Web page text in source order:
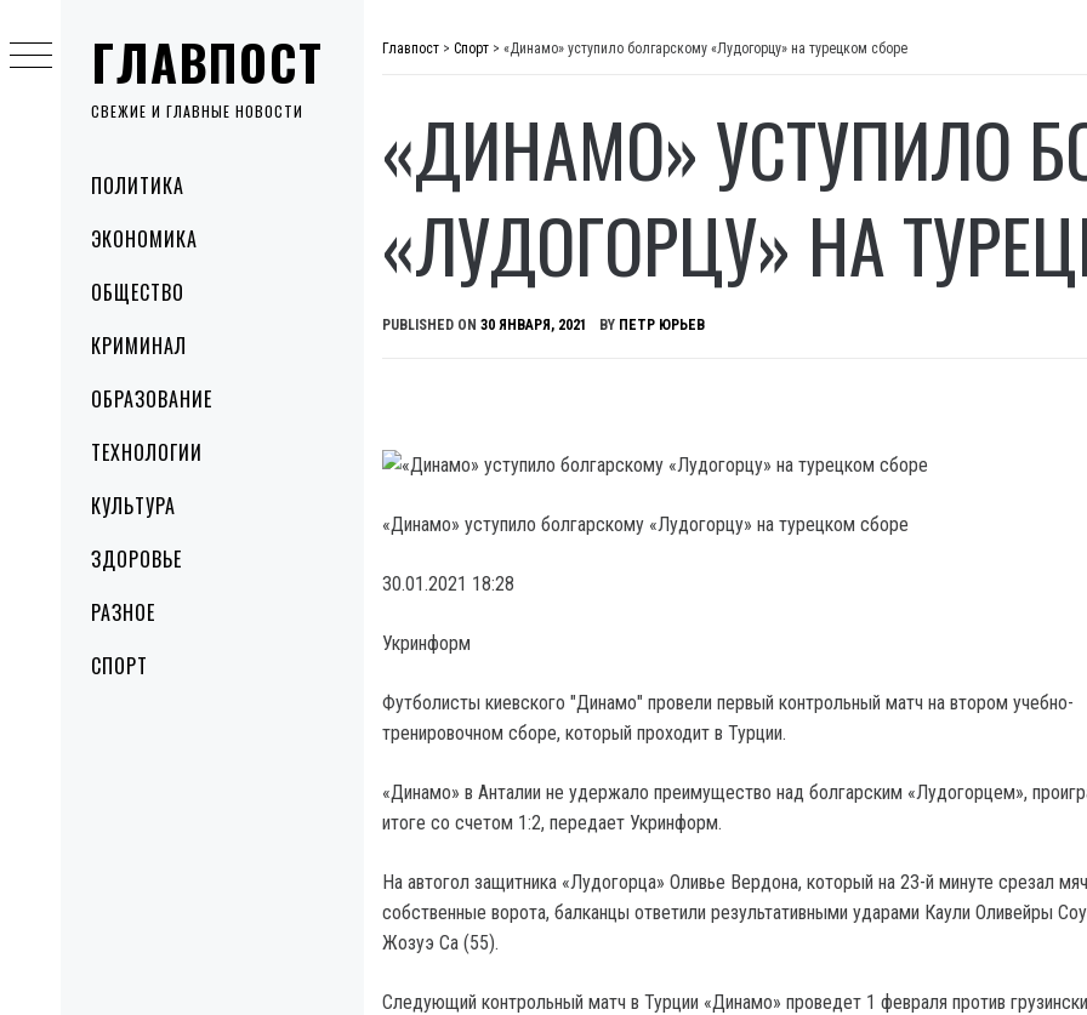
ГЛАВПОСТ
СВЕЖИЕ И ГЛАВНЫЕ НОВОСТИ
MenuПОЛИТИКА
ЭКОНОМИКА
ОБЩЕСТВО
КРИМИНАЛ
ОБРАЗОВАНИЕ
ТЕХНОЛОГИИ
КУЛЬТУРА
ЗДОРОВЬЕ
РАЗНОЕ
СПОРТ
to
content
Главпост > Спорт > «Динамо» уступило болгарскому «Лудогорцу» на турецком сборе
«ДИНАМО» УСТУПИЛО
«ЛУДОГОРЦУ» НА
PUBLISHED ON 30 ЯНВАРЯ, 2021 BY ПЕТР ЮРЬЕВ
«Динамо» уступило болгарскому «Лудогорцу» на турецком сборе
30.01.2021 18:28
Укринформ
Футболисты киевского "Динамо" провели первый контрольный матч на втором учебно-
тренировочном сборе, который проходит в Турции.
«Динамо» в Анталии не удержало преимущество над болгарским «Лудогорцем»,
итоге со счетом 1:2, передает Укринформ.
На автогол защитника «Лудогорца» Оливье Вердона, который на 23-й минуте срезал
собственные ворота, балканцы ответили результативными ударами Каули Оливейры
Жозуэ Са (55).
Следующий контрольный матч в Турции «Динамо» проведет 1 февраля против